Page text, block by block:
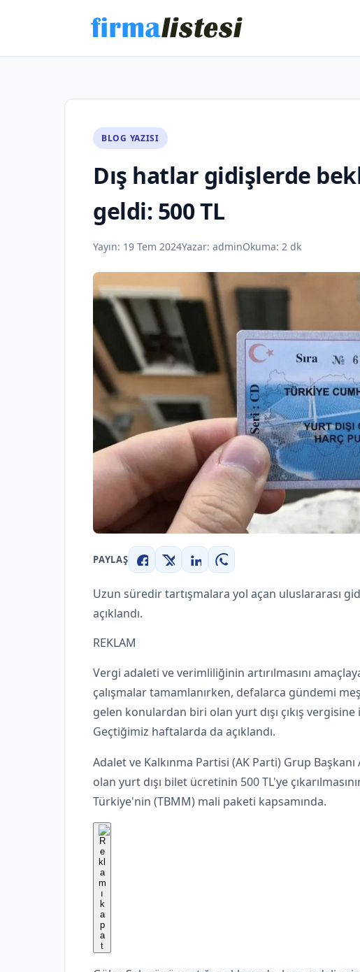
BLOG YAZISI
Dış hatlar gidişlerde
geldi: 500 TL
Yayın: 19 Tem 2024Yazar: adminOkuma: 2 dk
PAYLAŞ
Facebook
X LinkedInWhatsApp
Uzun süredir tartışmalara yol açan uluslararası
açıklandı.
REKLAM
Vergi adaleti ve verimliliğinin artırılmasını
çalışmalar tamamlanırken, defalarca gündemi
gelen konulardan biri olan yurt dışı çıkış
Geçtiğimiz haftalarda da açıklandı.
Adalet ve Kalkınma Partisi (AK Parti) Grup
olan yurt dışı bilet ücretinin 500 TL'ye
Türkiye'nin (TBMM) mali paketi kapsamında.